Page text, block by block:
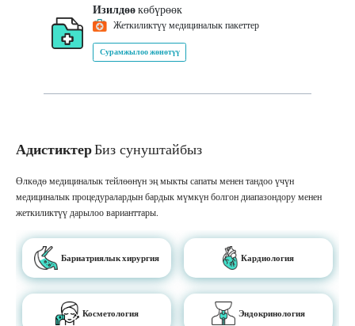
Изилдөөкөбүрөөк
Жеткиликтүү медициналык пакеттер
Сурамжылоо жөнөтүү
АдистиктерБиз сунуштайбыз
Өлкөдө медициналык тейлөөнүн эң мыкты сапаты менен тандоо үчүн
медициналык процедуралардын бардык мүмкүн болгон диапазондору менен
жеткиликтүү дарылоо варианттары.
Бариатриялык хирургия Кардиология
Косметология Эндокринология